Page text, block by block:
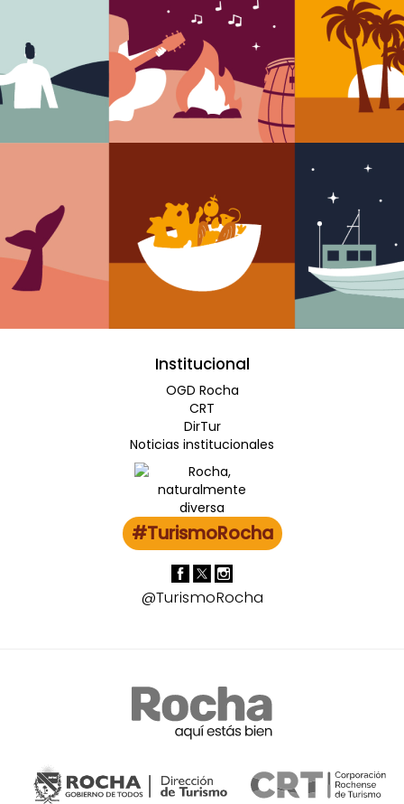
Institucional
OGD Rocha
CRT
DirTur
Noticias institucionales
#TurismoRocha
@TurismoRocha